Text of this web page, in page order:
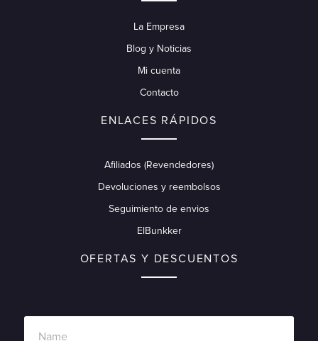
La Empresa
Blog y Noticias
Mi cuenta
Contacto
ENLACES RÁPIDOS
Afiliados (Revendedores)
Devoluciones y reembolsos
Seguimiento de envios
ElBunkker
OFERTAS Y DESCUENTOS